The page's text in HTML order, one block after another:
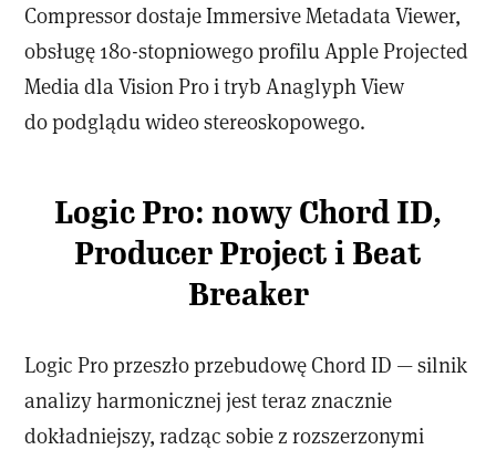
Compressor dostaje Immersive Metadata Viewer,
obsługę 180-stopniowego profilu Apple Projected
Media dla Vision Pro i tryb Anaglyph View
do podglądu wideo stereoskopowego.
Logic Pro: nowy Chord ID,
Producer Project i Beat
Breaker
Logic Pro przeszło przebudowę Chord ID — silnik
analizy harmonicznej jest teraz znacznie
dokładniejszy, radząc sobie z rozszerzonymi